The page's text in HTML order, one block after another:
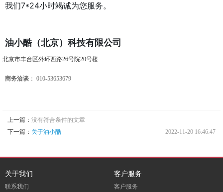
我们7*24小时竭诚为您服务。
油小酷（北京）科技有限公司
北京市丰台区外环西路26号院20号楼
商务洽谈 ： 010-53653679
上一篇： 没有符合条件的文章
下一篇： 关于油小酷 2022-11-20 16:46:47
关于我们
联系我们
客户服务
客户服务